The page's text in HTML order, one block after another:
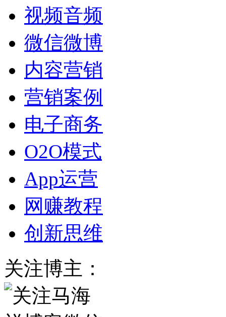
视频音频
微信微博
内容营销
营销案例
电子商务
O2O模式
App运营
网赚教程
创新思维
关注博主：